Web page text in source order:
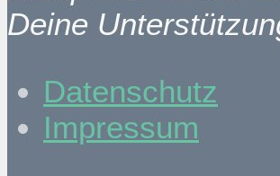
Deine
Datenschutz
Impressum